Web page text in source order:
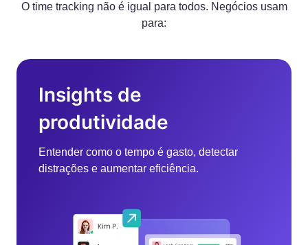
O time tracking não é igual para todos. Negócios usam
para:
Insights de
produtividade
Entender como o tempo é gasto, detectar
distrações e aumentar eficiência.